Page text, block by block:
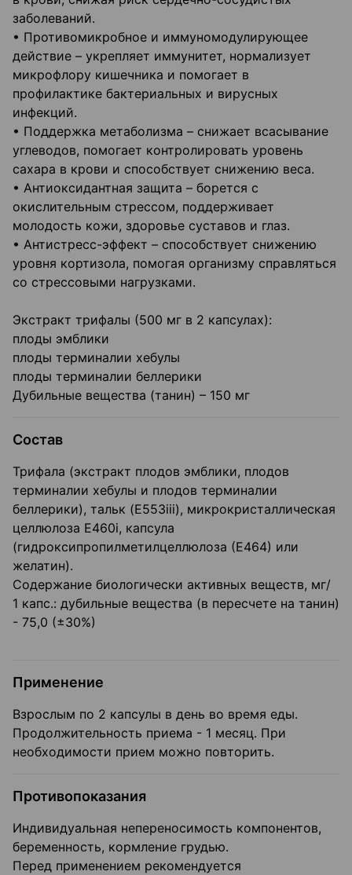
заболеваний.
• Противомикробное и иммуномодулирующее
действие – укрепляет иммунитет, нормализует
микрофлору кишечника и помогает в
профилактике бактериальных и вирусных
инфекций.
• Поддержка метаболизма – снижает всасывание
углеводов, помогает контролировать уровень
сахара в крови и способствует снижению веса.
• Антиоксидантная защита – борется с
окислительным стрессом, поддерживает
молодость кожи, здоровье суставов и глаз.
• Антистресс-эффект – способствует снижению
уровня кортизола, помогая организму справляться
со стрессовыми нагрузками.
Экстракт трифалы (500 мг в 2 капсулах):
плоды эмблики
плоды терминалии хебулы
плоды терминалии беллерики
Дубильные вещества (танин) – 150 мг
Состав
Трифала (экстракт плодов эмблики, плодов
терминалии хебулы и плодов терминалии
беллерики), тальк (E553iii), микрокристаллическая
целлюлоза Е460i, капсула
(гидроксипропилметилцеллюлоза (Е464) или
желатин).
Содержание биологически активных веществ, мг/
1 капс.: дубильные вещества (в пересчете на танин)
- 75,0 (±30%)
Применение
Взрослым по 2 капсулы в день во время еды.
Продолжительность приема - 1 месяц. При
необходимости прием можно повторить.
Противопоказания
Индивидуальная непереносимость компонентов,
беременность, кормление грудью.
Перед применением рекомендуется